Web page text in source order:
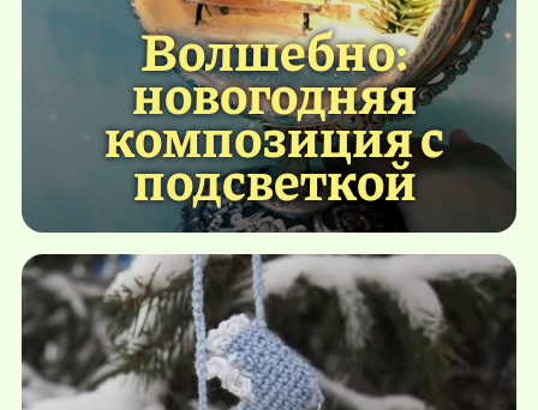
Волшебно:
новогодняя
композиция с
подсветкой